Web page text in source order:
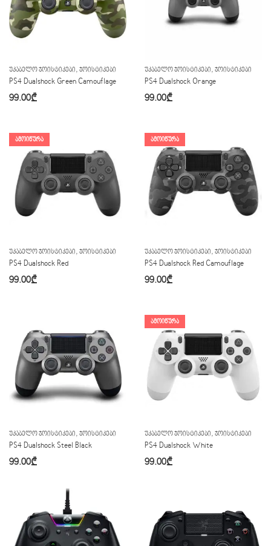
ᲣᲙᲐᲑᲔᲚᲝ ᲯᲝᲘᲡᲢᲘᲙᲔᲑᲘ, ᲯᲝᲘᲡᲢᲘᲙᲔᲑᲘ
PS4 Dualshock Green Camouflage
99.00₾
ᲣᲙᲐᲑᲔᲚᲝ ᲯᲝᲘᲡᲢᲘᲙᲔᲑᲘ, ᲯᲝᲘᲡᲢᲘᲙᲔᲑᲘ
PS4 Dualshock Orange
99.00₾
ᲐᲛᲝᲘᲬᲣᲠᲐ
ᲣᲙᲐᲑᲔᲚᲝ ᲯᲝᲘᲡᲢᲘᲙᲔᲑᲘ, ᲯᲝᲘᲡᲢᲘᲙᲔᲑᲘ
PS4 Dualshock Red
99.00₾
ᲐᲛᲝᲘᲬᲣᲠᲐ
ᲣᲙᲐᲑᲔᲚᲝ ᲯᲝᲘᲡᲢᲘᲙᲔᲑᲘ, ᲯᲝᲘᲡᲢᲘᲙᲔᲑᲘ
PS4 Dualshock Red Camouflage
99.00₾
ᲣᲙᲐᲑᲔᲚᲝ ᲯᲝᲘᲡᲢᲘᲙᲔᲑᲘ, ᲯᲝᲘᲡᲢᲘᲙᲔᲑᲘ
PS4 Dualshock Steel Black
99.00₾
ᲐᲛᲝᲘᲬᲣᲠᲐ
ᲣᲙᲐᲑᲔᲚᲝ ᲯᲝᲘᲡᲢᲘᲙᲔᲑᲘ, ᲯᲝᲘᲡᲢᲘᲙᲔᲑᲘ
PS4 Dualshock White
99.00₾